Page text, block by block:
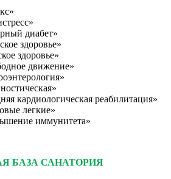
диабет»
здоровье»
здоровье»
движение»
кардиологическая реабилитация»
легкие»
иммунитета»
БАЗА САНАТОРИЯ